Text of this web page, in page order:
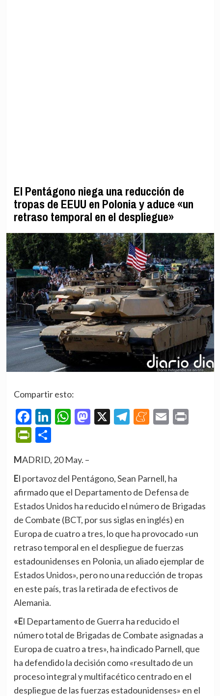
El Pentágono niega una reducción de
tropas de EEUU en Polonia y aduce «un
retraso temporal en el despliegue»
Compartir esto:
Facebook
LinkedIn
WhatsApp
Mastodon
X Telegram
Meneame
Email
PrintFriendly
Compartir
MADRID, 20 May. –
El portavoz del Pentágono, Sean Parnell, ha
afirmado que el Departamento de Defensa de
Estados Unidos ha reducido el número de Brigadas
de Combate (BCT, por sus siglas en inglés) en
Europa de cuatro a tres, lo que ha provocado «un
retraso temporal en el despliegue de fuerzas
estadounidenses en Polonia, un aliado ejemplar de
Estados Unidos», pero no una reducción de tropas
en este país, tras la retirada de efectivos de
Alemania.
«El Departamento de Guerra ha reducido el
número total de Brigadas de Combate asignadas a
Europa de cuatro a tres», ha indicado Parnell, que
ha defendido la decisión como «resultado de un
proceso integral y multifacético centrado en el
despliegue de las fuerzas estadounidenses» en el